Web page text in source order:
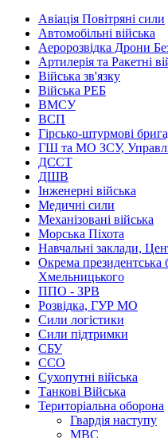
Авіація Повітряні сили
Автомобільні війська
Аеророзвідка Дрони
Артилерія та Ракетні
Війська зв'язку
Війська РЕБ
ВМСУ
ВСП
Гірсько-штурмові
ГШ та МО ЗСУ,
ДССТ
ДШВ
Інженерні війська
Медичні сили
Механізовані війська
Морська Піхота
Навчальні заклади,
Окрема президентська
Хмельницького
ППО - ЗРВ
Розвідка, ГУР МО
Сили логістики
Сили підтримки
СБУ
ССО
Сухопутні війська
Танкові Війська
Територіальна оборона
Гвардія наступу
МВС